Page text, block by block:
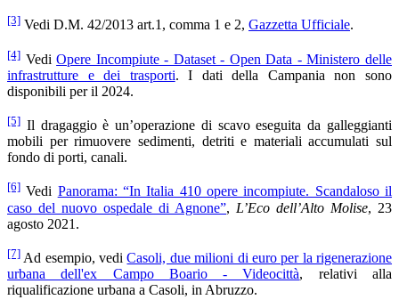
[3] Vedi D.M. 42/2013 art.1, comma 1 e 2, Gazzetta Ufficiale.
[4] VediOpere Incompiute - Dataset - Open Data - Ministero delle
infrastrutture e dei trasporti. I dati della Campania non sono
disponibili per il 2024.
[5] Il dragaggio è un’operazione di scavo eseguita da galleggianti
mobili per rimuovere sedimenti, detriti e materiali accumulati sul
fondo di porti, canali.
[6] Vedi Panorama: “In Italia 410 opere incompiute. Scandaloso il
caso del nuovo ospedale di Agnone”, L’Eco dell’Alto Molise, 23
agosto 2021.
[7] Ad esempio, vediCasoli, due milioni di euro per la rigenerazione
urbana dell'ex Campo Boario - Videocittà, relativi alla
riqualificazione urbana a Casoli, in Abruzzo.